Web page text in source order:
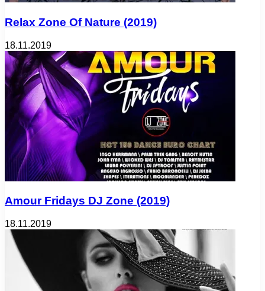
Relax Zone Of Nature (2019)
18.11.2019
Amour Fridays DJ Zone (2019)
18.11.2019